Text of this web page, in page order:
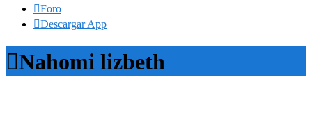
Foro
Descargar App
Nahomi lizbeth